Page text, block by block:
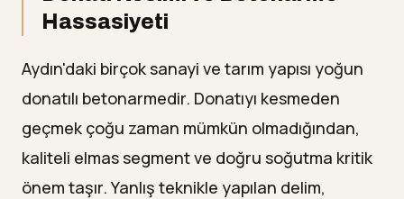
Hassasiyeti
Aydın'daki birçok sanayi ve tarım yapısı yoğun
donatılı betonarmedir. Donatıyı kesmeden
geçmek çoğu zaman mümkün olmadığından,
kaliteli elmas segment ve doğru soğutma kritik
önem taşır. Yanlış teknikle yapılan delim,